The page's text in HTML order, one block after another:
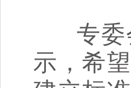
专委
示，希